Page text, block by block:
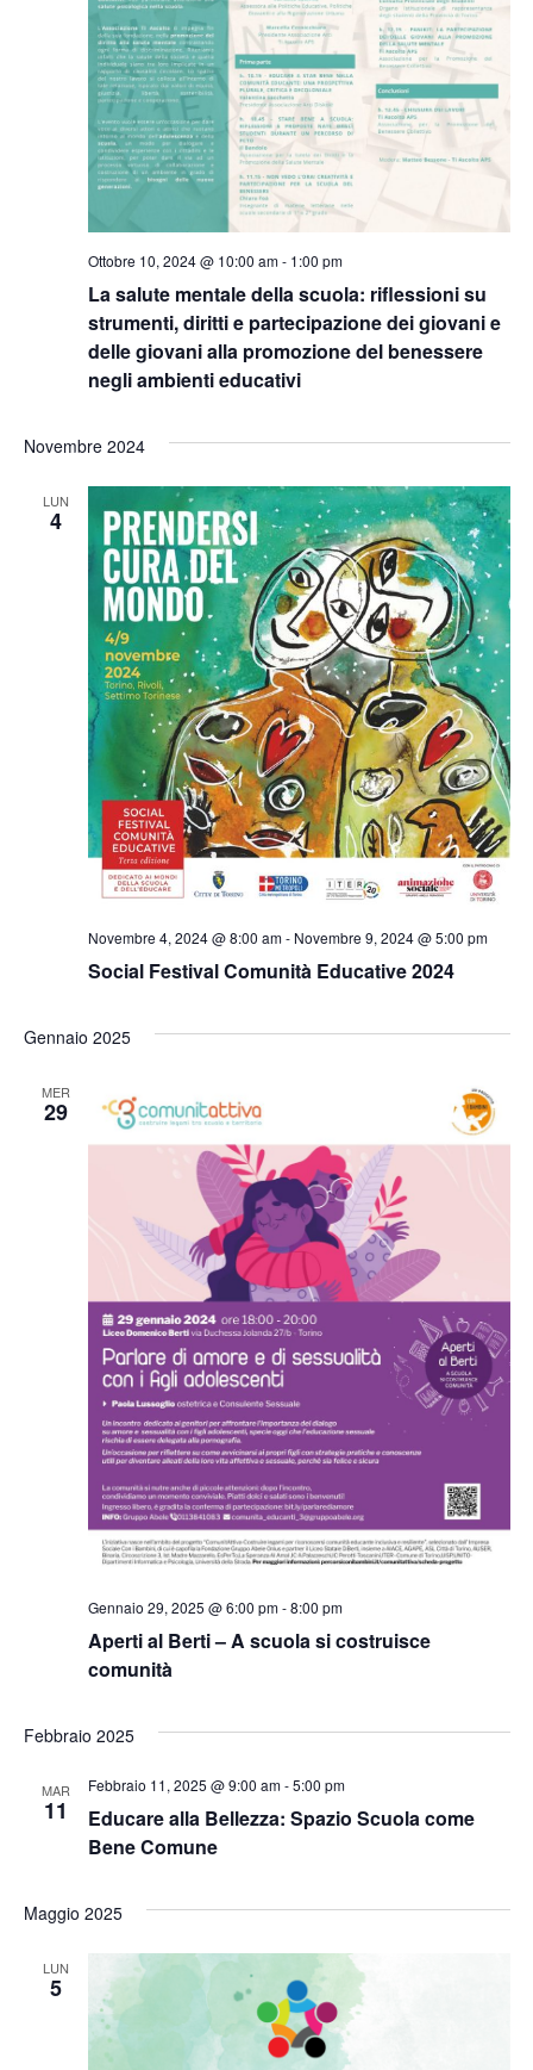
La salute mentale della scuola: riflessioni su
strumenti, diritti e partecipazione dei giovani e
delle giovani alla promozione del benessere
negli ambienti educativi
Ottobre 10, 2024 @ 10:00 am- 1:00 pm
Novembre 2024
LUN
4
Social Festival Comunità Educative 2024
Novembre 4, 2024 @ 8:00 am- Novembre 9, 2024 @ 5:00 pm
Gennaio 2025
MER
29
Aperti al Berti – A scuola si costruisce
comunità
Gennaio 29, 2025 @ 6:00 pm-8:00 pm
Febbraio 2025
MAR
11
Educare alla Bellezza: Spazio Scuola come
Bene Comune
Febbraio 11, 2025 @ 9:00 am-5:00 pm
Maggio 2025
LUN
5